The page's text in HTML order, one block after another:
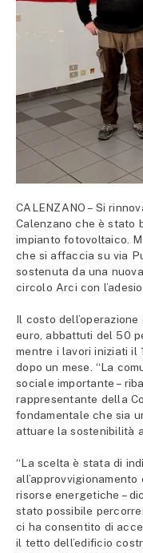
CALENZANO – Si
Calenzano che è stato
impianto fotovoltaico.
che si affaccia su via
sostenuta da una
circolo Arci con
Il costo
euro, abbattuti del 50
mentre i lavori iniziati il
dopo un mese. “La
sociale importante –
rappresentante della
fondamentale che sia
attuare la sostenibilità
“La scelta è stata di
risorse energetiche –
stato possibile
ci ha consentito di
il tetto dell’edificio